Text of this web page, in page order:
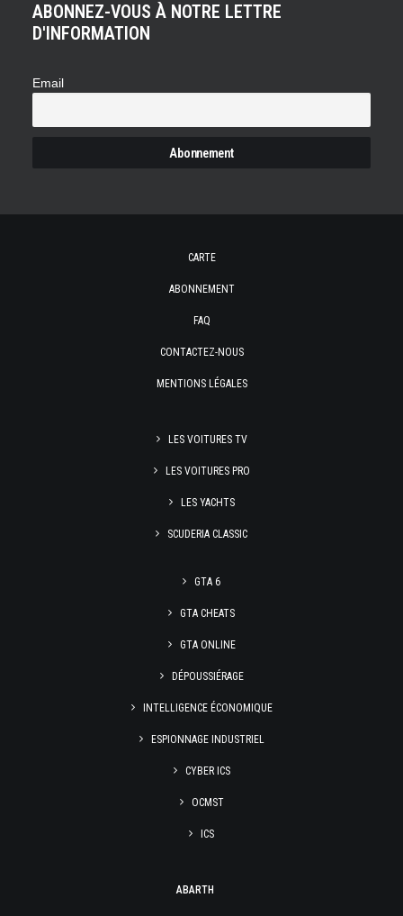
ABONNEZ-VOUS À NOTRE LETTRE
D'INFORMATION
Email
CARTE
ABONNEMENT
FAQ
CONTACTEZ-NOUS
MENTIONS LÉGALES
LES VOITURES TV
LES VOITURES PRO
LES YACHTS
SCUDERIA CLASSIC
GTA 6
GTA CHEATS
GTA ONLINE
DÉPOUSSIÉRAGE
INTELLIGENCE ÉCONOMIQUE
ESPIONNAGE INDUSTRIEL
CYBER ICS
OCMST
ICS
ABARTH